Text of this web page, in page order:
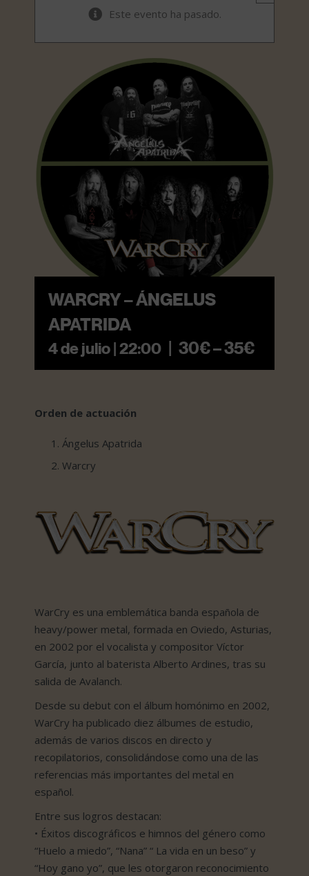
Este evento ha pasado.
WARCRY – ÁNGELUS
APATRIDA
4 de julio | 22:00 30€ – 35€
Orden de actuación
Ángelus Apatrida
Warcry
WarCry es una emblemática banda española de
heavy/power metal, formada en Oviedo, Asturias,
en 2002 por el vocalista y compositor Víctor
García, junto al baterista Alberto Ardines, tras su
salida de Avalanch.
Desde su debut con el álbum homónimo en 2002,
WarCry ha publicado diez álbumes de estudio,
además de varios discos en directo y
recopilatorios, consolidándose como una de las
referencias más importantes del metal en
español.
Entre sus logros destacan:
• Éxitos discográficos e himnos del género como
“Huelo a miedo”, “Nana” “ La vida en un beso” y
“Hoy gano yo”, que les otorgaron reconocimiento